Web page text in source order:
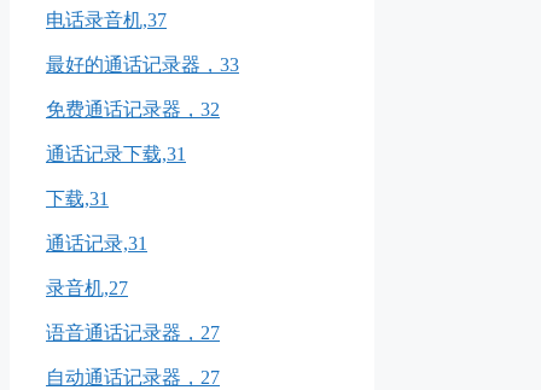
电话录音机,37
最好的通话记录器，33
免费通话记录器，32
通话记录下载,31
下载,31
通话记录,31
录音机,27
语音通话记录器，27
自动通话记录器，27